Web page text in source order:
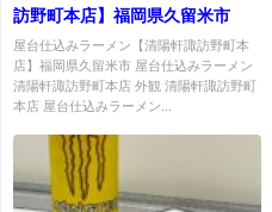
訪野町本店】福岡県久留米市
屋台仕込みラーメン【清陽軒諏訪野町本
店】福岡県久留米市 屋台仕込みラーメン
清陽軒諏訪野町本店 外観 清陽軒諏訪野町
本店 屋台仕込みラーメン...